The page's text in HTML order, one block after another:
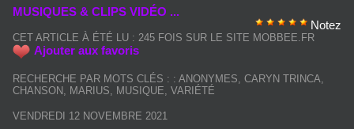
MUSIQUES & CLIPS VIDÉO ...
Notez
CET ARTICLE À ÉTÉ LU : 245 FOIS SUR LE SITE MOBBEE.FR
Ajouter aux favoris
RECHERCHE PAR MOTS CLÉS : : ANONYMES CARYN TRINCA
CHANSON MARIUS MUSIQUE VARIÉTÉ
VENDREDI 12 NOVEMBRE 2021